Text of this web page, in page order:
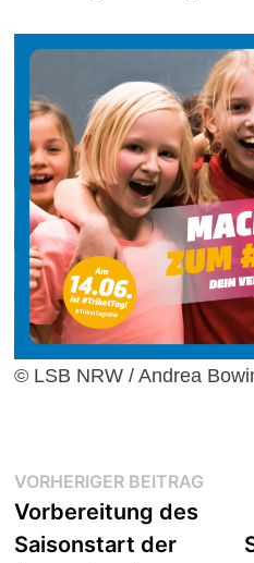
© LSB NRW / Andrea
VORHERIGER BEITRAG
Vorbereitung des
Saisonstart der